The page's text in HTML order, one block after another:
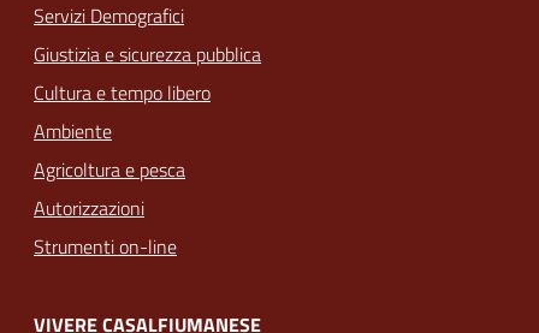
Servizi Demografici
Giustizia e sicurezza pubblica
Cultura e tempo libero
Ambiente
Agricoltura e pesca
Autorizzazioni
Strumenti on-line
VIVERE CASALFIUMANESE